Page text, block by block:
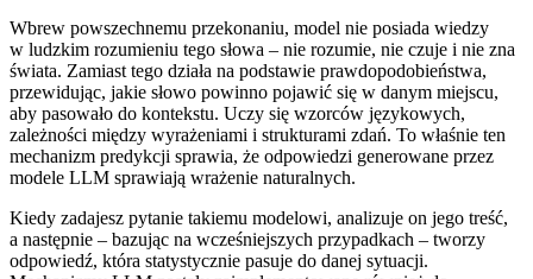
Wbrew powszechnemu przekonaniu, model nie posiada wiedzy
w ludzkim rozumieniu tego słowa – nie rozumie, nie czuje i nie zna
świata. Zamiast tego działa na podstawie prawdopodobieństwa,
przewidując, jakie słowo powinno pojawić się w danym miejscu,
aby pasowało do kontekstu. Uczy się wzorców językowych,
zależności między wyrażeniami i strukturami zdań. To właśnie ten
mechanizm predykcji sprawia, że odpowiedzi generowane przez
modele LLM sprawiają wrażenie naturalnych.
Kiedy zadajesz pytanie takiemu modelowi, analizuje on jego treść,
a następnie – bazując na wcześniejszych przypadkach – tworzy
odpowiedź, która statystycznie pasuje do danej sytuacji.